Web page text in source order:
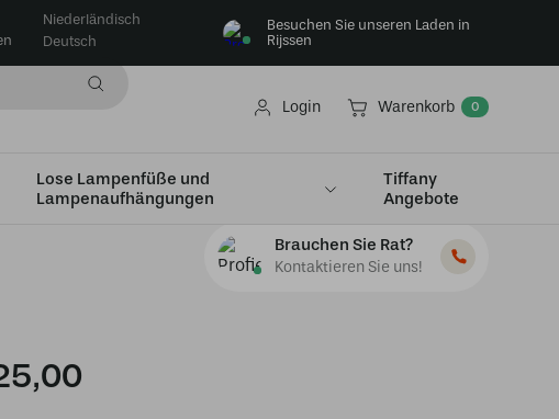
Niederländisch
Deutsch
Besuchen Sie unseren Laden in
Rijssen
Login Warenkorb 0
Lose Lampenfüße und
Lampenaufhängungen
Tiffany
Angebote
Brauchen Sie Rat?
Kontaktieren Sie uns!